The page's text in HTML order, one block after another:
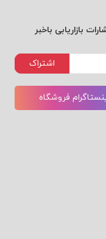
بازاریابی باخبر
اشتراک
فروشگاه